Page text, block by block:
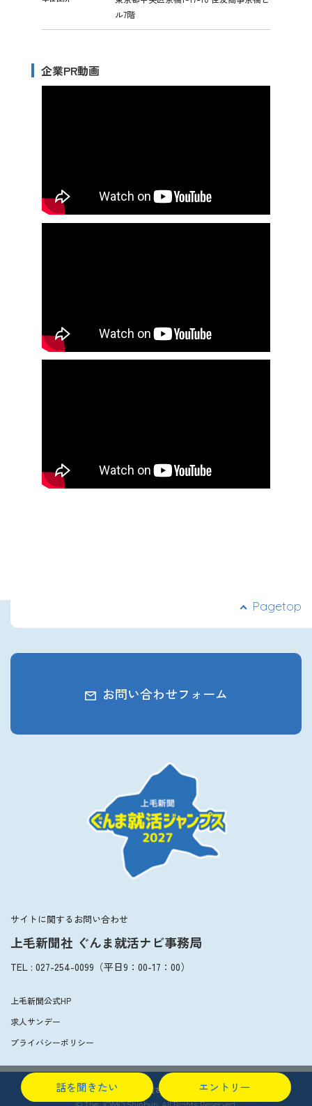
ル7階
企業PR動画
話を聞きたい エントリー
お問い合わせフォーム
サイトに関するお問い合わせ
上毛新聞社 ぐんま就活ナビ事務局
TEL : 027-254-0099 （平日9：00-17：00）
上毛新聞公式HP
求人サンデー
プライバシーポリシー
Pagetop
このサイトはGoogle reCAPTCHAで保護されています。プライバシー-